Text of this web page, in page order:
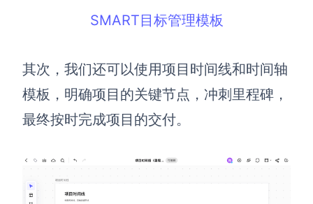
SMART目标管理模板
其次，我们还可以使用项目时间线和时间轴
模板，明确项目的关键节点，冲刺里程碑，
最终按时完成项目的交付。